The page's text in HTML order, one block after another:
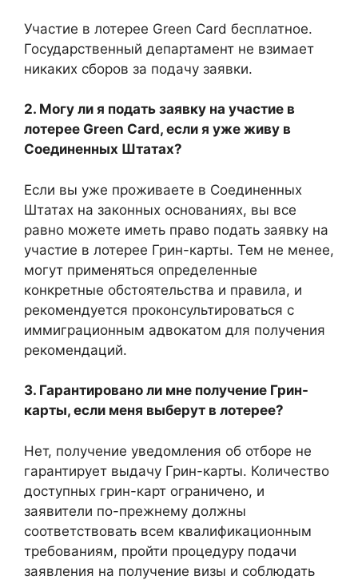
Участие в лотерее Green Card бесплатное.
Государственный департамент не взимает
никаких сборов за подачу заявки.
2. Могу ли я подать заявку на участие в
лотерее Green Card, если я уже живу в
Соединенных Штатах?
Если вы уже проживаете в Соединенных
Штатах на законных основаниях, вы все
равно можете иметь право подать заявку на
участие в лотерее Грин-карты. Тем не менее,
могут применяться определенные
конкретные обстоятельства и правила, и
рекомендуется проконсультироваться с
иммиграционным адвокатом для получения
рекомендаций.
3. Гарантировано ли мне получение Грин-
карты, если меня выберут в лотерее?
Нет, получение уведомления об отборе не
гарантирует выдачу Грин-карты. Количество
доступных грин-карт ограничено, и
заявители по-прежнему должны
соответствовать всем квалификационным
требованиям, пройти процедуру подачи
заявления на получение визы и соблюдать